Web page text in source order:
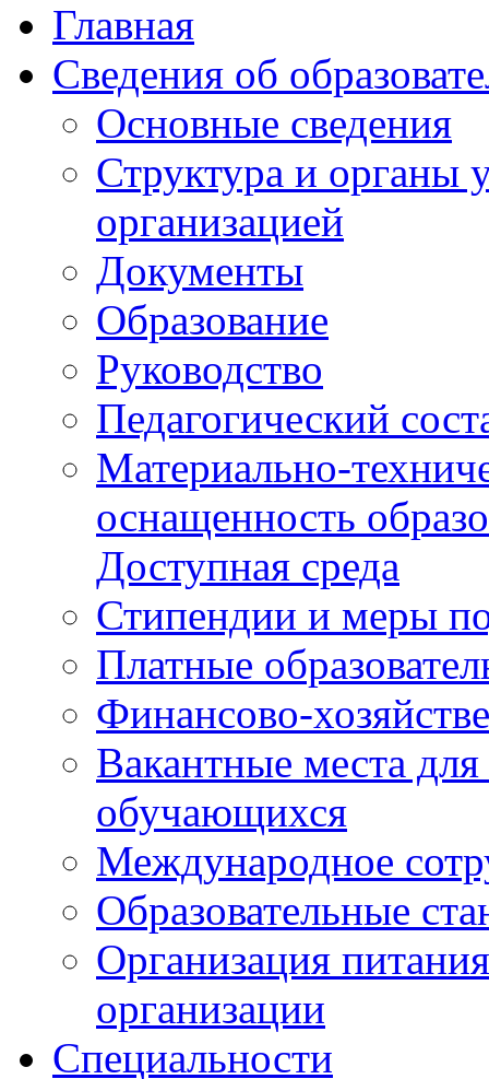
Главная
Сведения об
Основные сведения
Структура и органы
организацией
Документы
Образование
Руководство
Педагогический
Материально-
оснащенность
Доступная среда
Стипендии и меры
Платные
Финансово-
Вакантные места
обучающихся
Международное
Образовательные
Организация
организации
Специальности